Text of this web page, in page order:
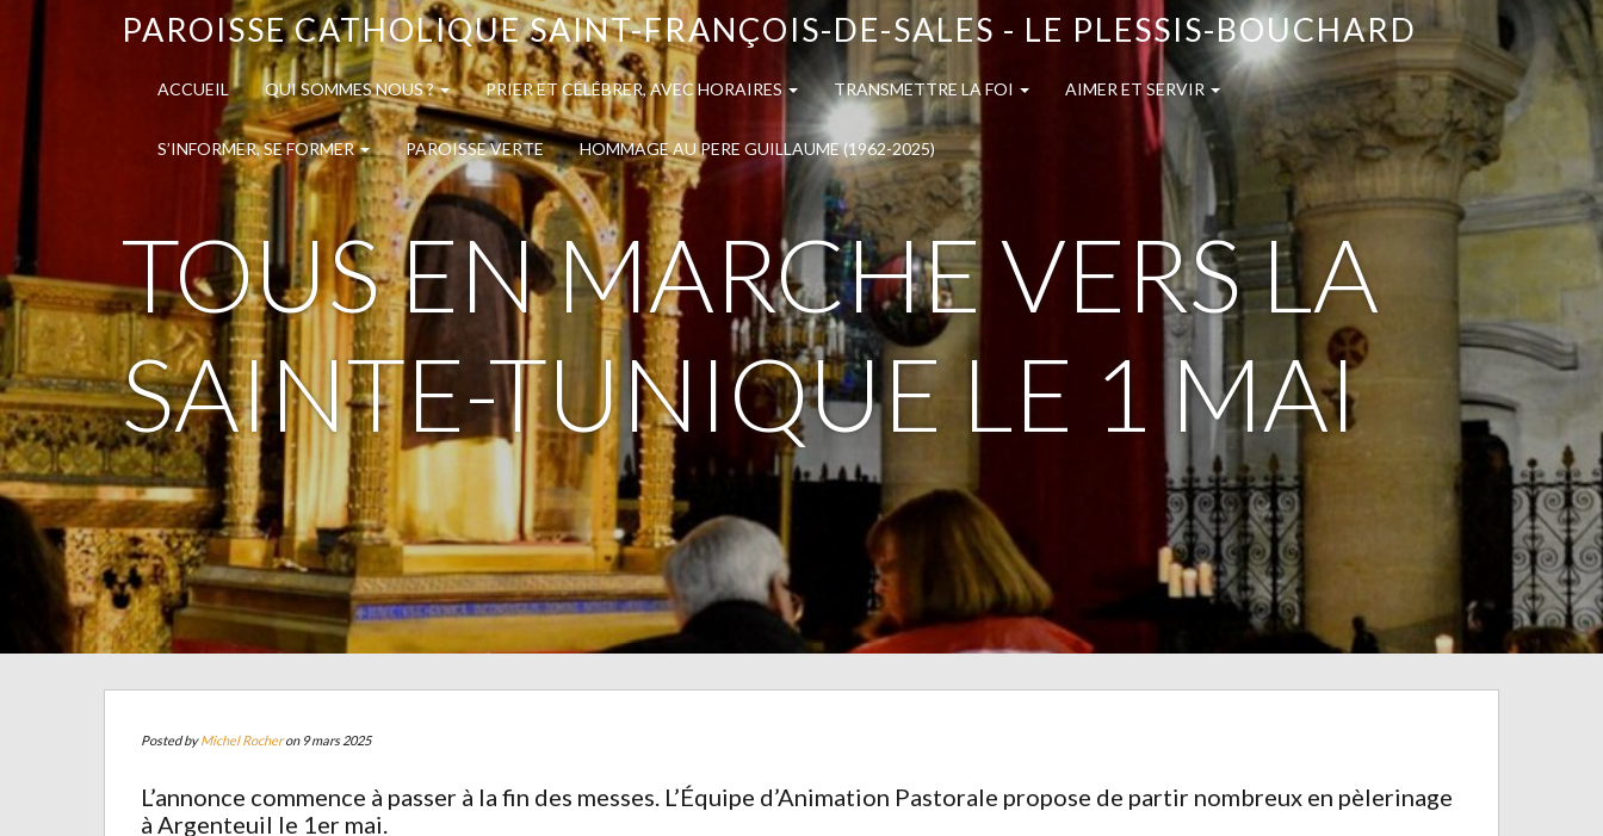
PAROISSE CATHOLIQUE SAINT-FRANÇOIS-DE-SALES - LE PLESSIS-BOUCHARD
ACCUEIL QUI SOMMES NOUS ? PRIER ET CÉLÉBRER, AVEC HORAIRES TRANSMETTRE LA FOI AIMER ET SERVIR
S’INFORMER, SE FORMER PAROISSE VERTE HOMMAGE AU PERE GUILLAUME (1962-2025)
TOUS EN MARCHE VERS LA
SAINTE-TUNIQUE LE 1 MAI
Posted byMichel Rocheron 9 mars 2025
L’annonce commence à passer à la fin des messes. L’Équipe d’Animation Pastorale propose de partir nombreux en pèlerinage
à Argenteuil le 1er mai.